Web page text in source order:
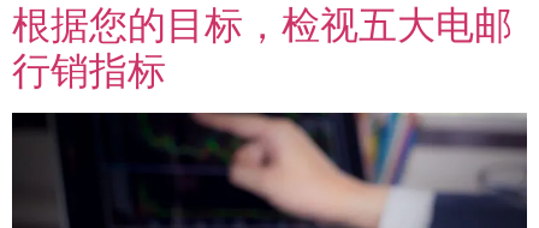
根据您的目标，检视五大电邮
行销指标